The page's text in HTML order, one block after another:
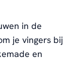
in de
je vingers bij
en